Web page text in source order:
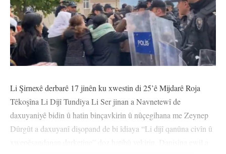
Li Şirnexê derbarê 17 jinên ku xwestin di 25’ê Mijdarê Roja
Têkoşîna Li Dijî Tundiya Li Ser jinan a Navnetewî de
daxuyaniyê bidin û hatin binçavkirin û nûçegihana me Zeynep
Dûrgût a daxuyanî dişopand de bi îdiaya “Li dijî qanûna civîn û